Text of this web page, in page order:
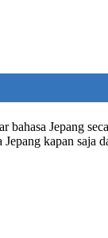
bahasa Jepang
kapan saja